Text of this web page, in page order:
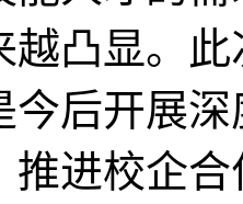
凸显。
今后开展
推进校企